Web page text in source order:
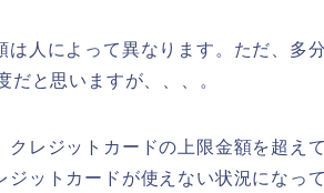
人によって異なります。ただ、多
と思いますが、、、。
レジットカードの上限金額を超え
ットカードが使えない状況になっ